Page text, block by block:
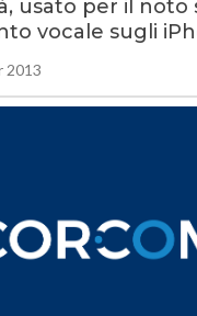
usato per il noto
vocale sugli
2013